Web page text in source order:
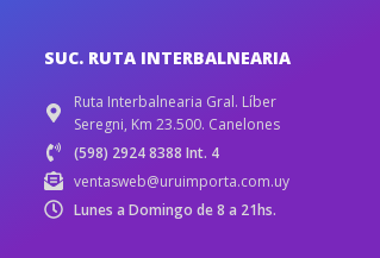
SUC. RUTA INTERBALNEARIA
Ruta Interbalnearia Gral. Líber
Seregni, Km 23.500. Canelones
(598) 2924 8388 Int. 4
ventasweb@uruimporta.com.uy
Lunes a Domingo de 8 a 21hs.